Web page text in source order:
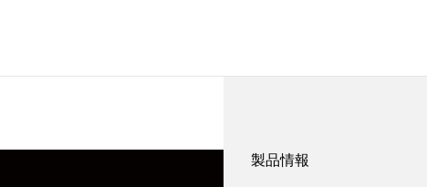
製品情報